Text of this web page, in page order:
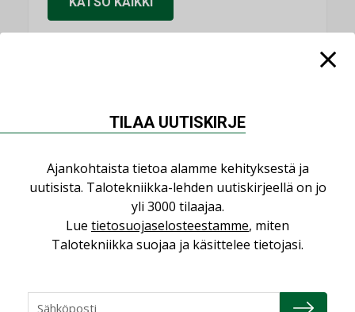
NIMITYKSET
Refair
Granlund Oy
Schneider Electric
TILAA UUTISKIRJE
Ajankohtaista tietoa alamme kehityksestä ja
uutisista. Talotekniikka-lehden uutiskirjeellä on jo
yli 3000 tilaajaa.
Lue tietosuojaselosteestamme, miten
Talotekniikka suojaa ja käsittelee tietojasi.